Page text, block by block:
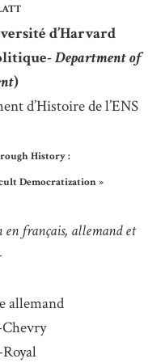
d’Harvard
Department of
)
d’Histoire de l’ENS
History :
Democratization »
en français, allemand et
allemand